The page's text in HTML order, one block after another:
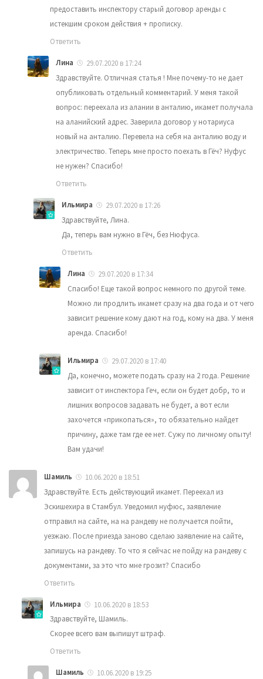
предоставить инспектору старый договор аренды с
истекшим сроком действия + прописку.
Ответить
Лина
29.07.2020 в 17:24
Здравствуйте. Отличная статья ! Мне почему-то не дает
опубликовать отдельный комментарий. У меня такой
вопрос: переехала из алании в анталию, икамет получала
на аланийский адрес. Заверила договор у нотариуса
новый на анталию. Перевела на себя на анталию воду и
электричество. Теперь мне просто поехать в Гёч? Нуфус
не нужен? Спасибо!
Ответить
Ильмира
29.07.2020 в 17:26
Здравствуйте, Лина.
Да, теперь вам нужно в Гёч, без Нюфуса.
Ответить
Лина
29.07.2020 в 17:34
Спасибo! Еще такой вопрос немного по другой теме.
Можно ли продлить икамет сразу на два года и от чего
зависит решение кому дают на год, кому на два. У меня
аренда. Спасибо!
Ильмира
29.07.2020 в 17:40
Да, конечно, можете подать сразу на 2 года. Решение
зависит от инспектора Геч, если он будет добр, то и
лишних вопросов задавать не будет, а вот если
захочется «прикопаться», то обязательно найдет
причину, даже там где ее нет. Сужу по личному опыту!
Вам удачи!
Шамиль
10.06.2020 в 18:51
Здравствуйте. Есть действующий икамет. Переехал из
Эскишехира в Стамбул. Уведомил нуфюс, заявление
отправил на сайте, на на рандеву не получается пойти,
уезжаю. После приезда заново сделаю заявление на сайте,
запишусь на рандеву. То что я сейчас не пойду на рандеву с
документами, за это что мне грозит? Спасибо
Ответить
Ильмира
10.06.2020 в 18:53
Здравствуйте, Шамиль.
Скорее всего вам выпишут штраф.
Ответить
Шамиль
10.06.2020 в 19:25